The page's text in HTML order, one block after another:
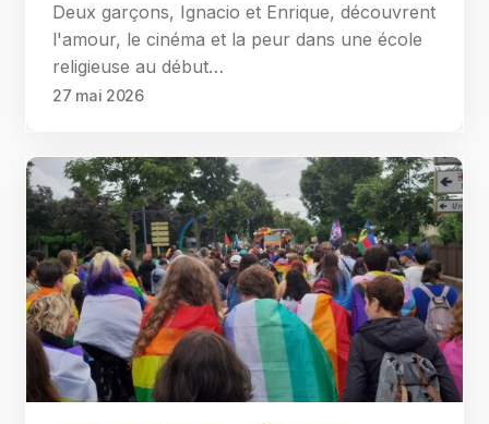
Deux garçons, Ignacio et Enrique, découvrent
l'amour, le cinéma et la peur dans une école
religieuse au début…
27 mai 2026